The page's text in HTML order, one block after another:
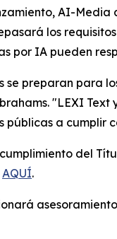
AI-Media
los
por IA pueden
preparan para
"LEXI
a cumplir
del
AQUÍ.